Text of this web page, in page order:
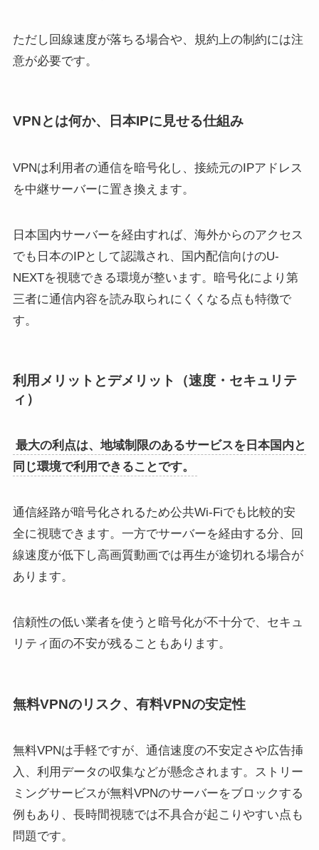
ただし回線速度が落ちる場合や、規約上の制約には注
意が必要です。
VPNとは何か、日本IPに見せる仕組み
VPNは利用者の通信を暗号化し、接続元のIPアドレス
を中継サーバーに置き換えます。
日本国内サーバーを経由すれば、海外からのアクセス
でも日本のIPとして認識され、国内配信向けのU-
NEXTを視聴できる環境が整います。暗号化により第
三者に通信内容を読み取られにくくなる点も特徴で
す。
利用メリットとデメリット（速度・セキュリテ
ィ）
最大の利点は、地域制限のあるサービスを日本国内と
同じ環境で利用できることです。
通信経路が暗号化されるため公共Wi-Fiでも比較的安
全に視聴できます。一方でサーバーを経由する分、回
線速度が低下し高画質動画では再生が途切れる場合が
あります。
信頼性の低い業者を使うと暗号化が不十分で、セキュ
リティ面の不安が残ることもあります。
無料VPNのリスク、有料VPNの安定性
無料VPNは手軽ですが、通信速度の不安定さや広告挿
入、利用データの収集などが懸念されます。ストリー
ミングサービスが無料VPNのサーバーをブロックする
例もあり、長時間視聴では不具合が起こりやすい点も
問題です。